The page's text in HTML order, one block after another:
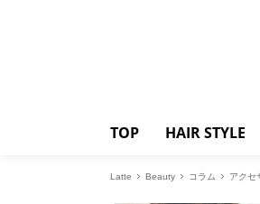
TOP HAIR STYLE
Latte Beauty コラム アクセ